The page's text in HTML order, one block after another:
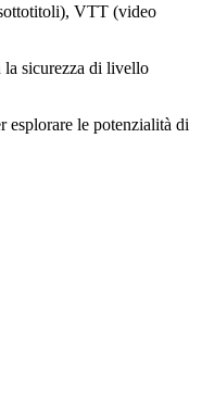
VTT (video
la sicurezza di livello
esplorare le potenzialità di